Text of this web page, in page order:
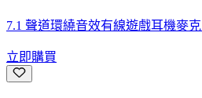
7.1 聲道環繞音效有線遊戲耳機麥
立即購買